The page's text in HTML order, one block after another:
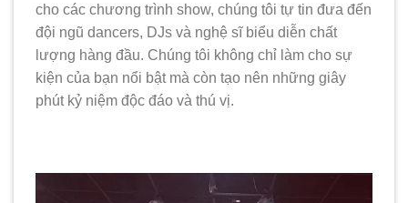
cho các chương trình show, chúng tôi tự tin đưa đến
đội ngũ dancers, DJs và nghệ sĩ biểu diễn chất
lượng hàng đầu. Chúng tôi không chỉ làm cho sự
kiện của bạn nổi bật mà còn tạo nên những giây
phút kỷ niệm độc đáo và thú vị.